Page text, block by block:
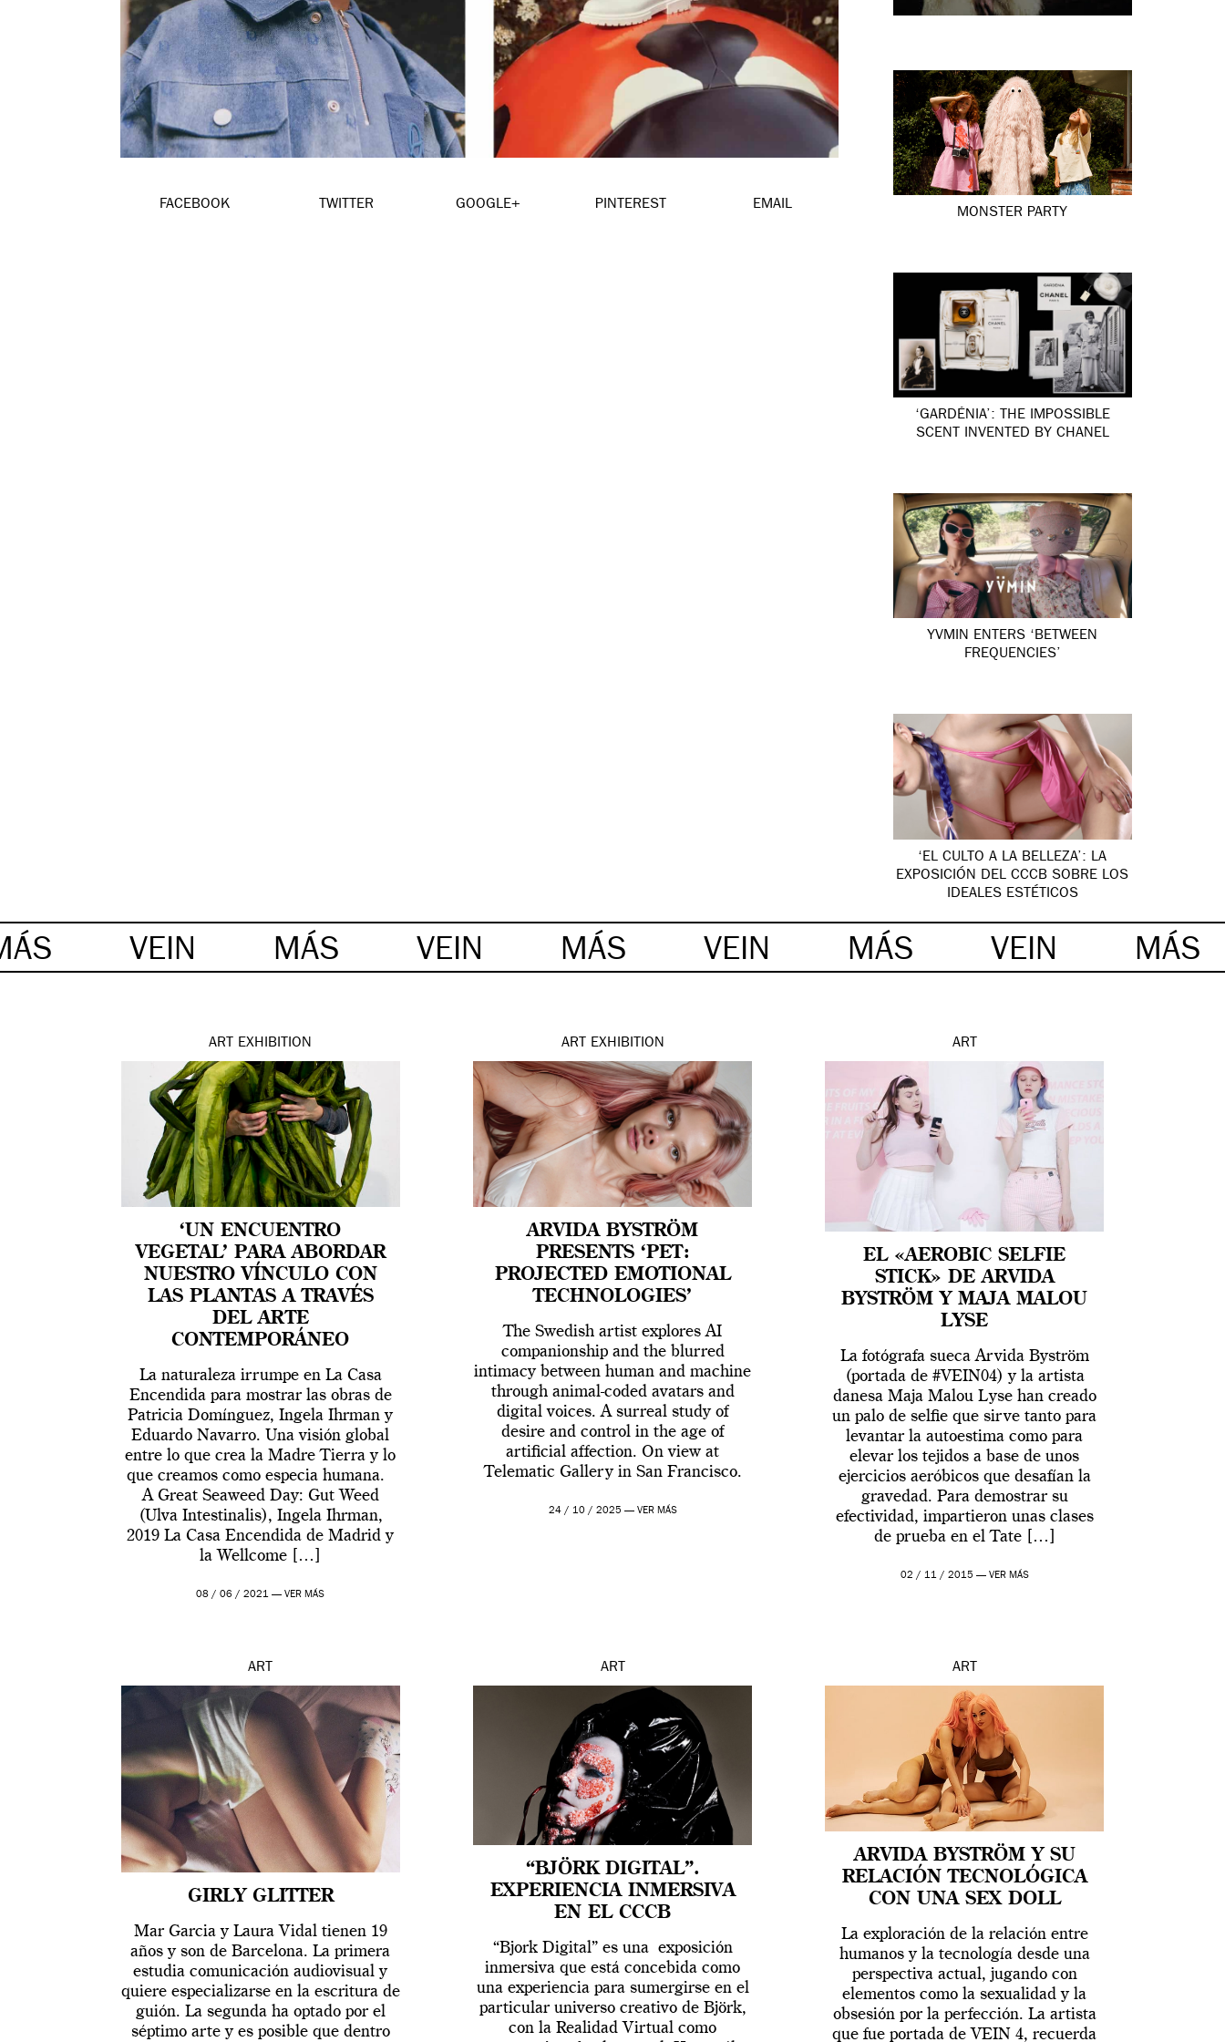
FACEBOOK TWITTER GOOGLE+ PINTEREST EMAIL
MONSTER PARTY
‘GARDÉNIA’: THE IMPOSSIBLE
SCENT INVENTED BY CHANEL
YVMIN ENTERS ‘BETWEEN
FREQUENCIES’
‘EL CULTO A LA BELLEZA’: LA
EXPOSICIÓN DEL CCCB SOBRE LOS
IDEALES ESTÉTICOS
VEIN MÁS VEIN MÁS VEIN MÁS VEIN MÁS
ART EXHIBITION
‘UN ENCUENTRO
VEGETAL’ PARA ABORDAR
NUESTRO VÍNCULO CON
LAS PLANTAS A TRAVÉS
DEL ARTE
CONTEMPORÁNEO
La naturaleza irrumpe en La Casa
Encendida para mostrar las obras de
Patricia Domínguez, Ingela Ihrman y
Eduardo Navarro. Una visión global
entre lo que crea la Madre Tierra y lo
que creamos como especia humana.
A Great Seaweed Day: Gut Weed
(Ulva Intestinalis), Ingela Ihrman,
2019 La Casa Encendida de Madrid y
la Wellcome […]
08 / 06 / 2021 —VER MÁS
ART EXHIBITION
ARVIDA BYSTRÖM
PRESENTS ‘PET:
PROJECTED EMOTIONAL
TECHNOLOGIES’
The Swedish artist explores AI
companionship and the blurred
intimacy between human and machine
through animal-coded avatars and
digital voices. A surreal study of
desire and control in the age of
artificial affection. On view at
Telematic Gallery in San Francisco.
24 / 10 / 2025 — VER MÁS
ART
EL «AEROBIC SELFIE
STICK» DE ARVIDA
BYSTRÖM Y MAJA MALOU
LYSE
La fotógrafa sueca Arvida Byström
(portada de #VEIN04) y la artista
danesa Maja Malou Lyse han creado
un palo de selfie que sirve tanto para
levantar la autoestima como para
elevar los tejidos a base de unos
ejercicios aeróbicos que desafían la
gravedad. Para demostrar su
efectividad, impartieron unas clases
de prueba en el Tate […]
02 / 11 / 2015 — VER MÁS
ART
GIRLY GLITTER
Mar Garcia y Laura Vidal tienen 19
años y son de Barcelona. La primera
estudia comunicación audiovisual y
quiere especializarse en la escritura de
guión. La segunda ha optado por el
séptimo arte y es posible que dentro
ART
“BJÖRK DIGITAL”.
EXPERIENCIA INMERSIVA
EN EL CCCB
“Bjork Digital” es una exposición
inmersiva que está concebida como
una experiencia para sumergirse en el
particular universo creativo de Björk,
con la Realidad Virtual como
ART
ARVIDA BYSTRÖM Y SU
RELACIÓN TECNOLÓGICA
CON UNA SEX DOLL
La exploración de la relación entre
humanos y la tecnología desde una
perspectiva actual, jugando con
elementos como la sexualidad y la
obsesión por la perfección. La artista
que fue portada de VEIN 4, recuerda